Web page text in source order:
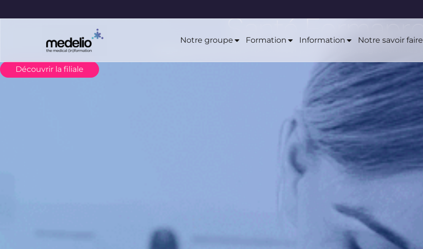
Notre groupe Formation Information Notre savoir faire
Santé Formapro
Découvrir la filiale